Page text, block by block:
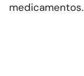
medicamentos.